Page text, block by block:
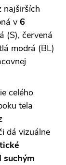
najširších
v 6
(S), červená
modrá (BL)
celého
tela
dá vizuálne
suchým